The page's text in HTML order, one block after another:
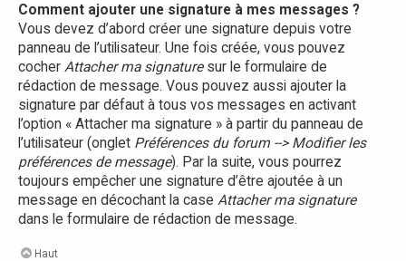
Comment ajouter une signature à mes messages ?
Vous devez d’abord créer une signature depuis votre
panneau de l’utilisateur. Une fois créée, vous pouvez
cocher Attacher ma signaturesur le formulaire de
rédaction de message. Vous pouvez aussi ajouter la
signature par défaut à tous vos messages en activant
l’option « Attacher ma signature » à partir du panneau de
l’utilisateur (onglet Préférences du forum --> Modifier les
préférences de message). Par la suite, vous pourrez
toujours empêcher une signature d’être ajoutée à un
message en décochant la case Attacher ma signature
dans le formulaire de rédaction de message.
Haut